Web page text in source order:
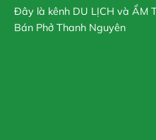
Đây là kênh DU LỊCH và ẨM
Bán Phở Thanh Nguyên